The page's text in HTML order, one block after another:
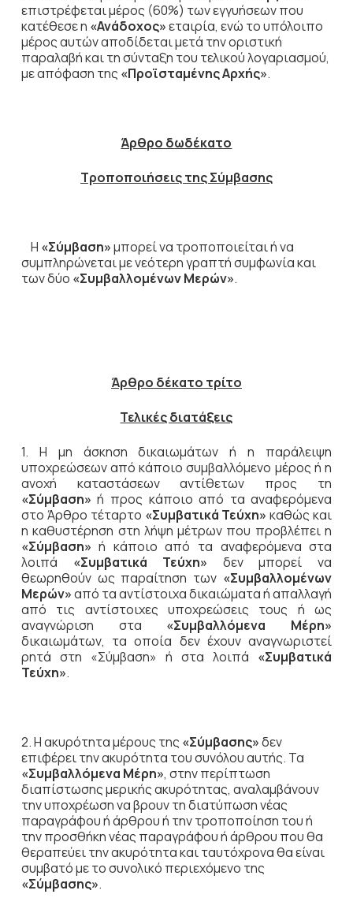
επιστρέφεται μέρος (60%) των εγγυήσεων που
κατέθεσε η «Ανάδοχος»εταιρία, ενώ το υπόλοιπο
μέρος αυτών αποδίδεται μετά την οριστική
παραλαβή και τη σύνταξη του τελικού λογαριασμού,
με απόφαση της «Προϊσταμένης Αρχής».
Άρθρο δωδέκατο
Τροποποιήσεις της Σύμβασης
Η «Σύμβαση»μπορεί να τροποποιείται ή να
συμπληρώνεται με νεότερη γραπτή συμφωνία και
των δύο «Συμβαλλομένων Μερών».
Άρθρο δέκατο τρίτο
Τελικές διατάξεις
1. Η μη άσκηση δικαιωμάτων ή η παράλειψη
υποχρεώσεων από κάποιο συμβαλλόμενο μέρος ή η
ανοχή καταστάσεων αντίθετων προς τη
«Σύμβαση»ή προς κάποιο από τα αναφερόμενα
στο Άρθρο τέταρτο «Συμβατικά Τεύχη» καθώς και
η καθυστέρηση στη λήψη μέτρων που προβλέπει η
«Σύμβαση» ή κάποιο από τα αναφερόμενα στα
λοιπά «Συμβατικά Τεύχη» δεν μπορεί να
θεωρηθούν ως παραίτηση των «Συμβαλλομένων
Μερών»από τα αντίστοιχα δικαιώματα ή απαλλαγή
από τις αντίστοιχες υποχρεώσεις τους ή ως
αναγνώριση στα «Συμβαλλόμενα Μέρη»
δικαιωμάτων, τα οποία δεν έχουν αναγνωριστεί
ρητά στη «Σύμβαση» ή στα λοιπά «Συμβατικά
Τεύχη».
2. Η ακυρότητα μέρους της «Σύμβασης»δεν
επιφέρει την ακυρότητα του συνόλου αυτής. Τα
«Συμβαλλόμενα Μέρη», στην περίπτωση
διαπίστωσης μερικής ακυρότητας, αναλαμβάνουν
την υποχρέωση να βρουν τη διατύπωση νέας
παραγράφου ή άρθρου ή την τροποποίηση του ή
την προσθήκη νέας παραγράφου ή άρθρου που θα
θεραπεύει την ακυρότητα και ταυτόχρονα θα είναι
συμβατό με το συνολικό περιεχόμενο της
«Σύμβασης».